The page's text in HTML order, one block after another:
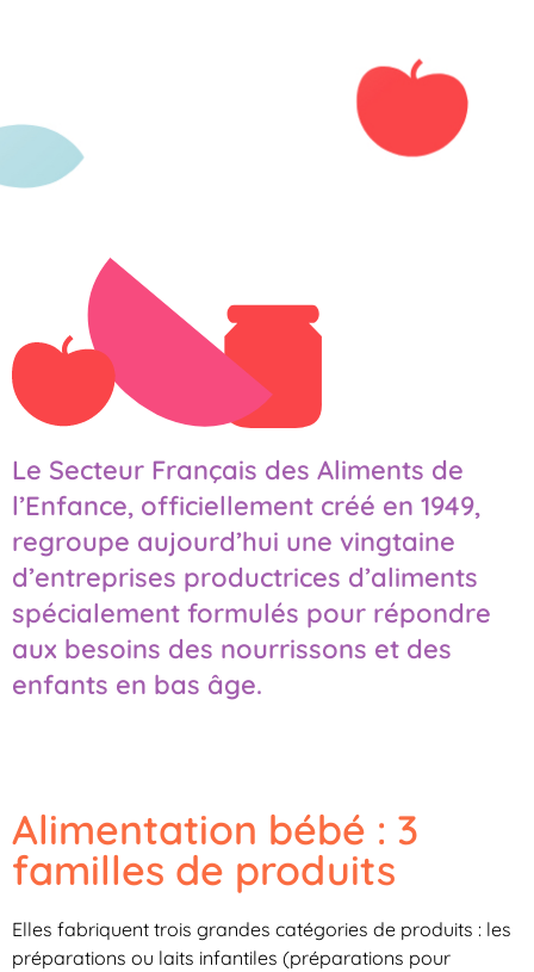
Le Secteur Français des Aliments de
l’Enfance, officiellement créé en 1949,
regroupe aujourd’hui une vingtaine
d’entreprises productrices d’aliments
spécialement formulés pour répondre
aux besoins des nourrissons et des
enfants en bas âge.
Alimentation bébé : 3
familles de produits
Elles fabriquent trois grandes catégories de produits : les
préparations ou laits infantiles (préparations pour